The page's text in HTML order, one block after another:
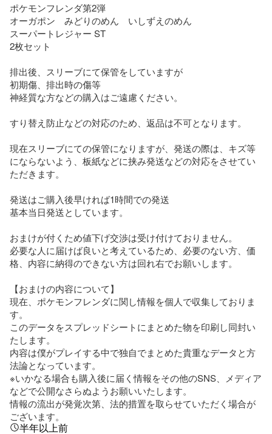
ポケモンフレンダ第2弾
オーガポン　みどりのめん　いしずえのめん
スーパートレジャー ST
2枚セット
排出後、スリーブにて保管をしていますが
初期傷、排出時の傷等
神経質な方などの購入はご遠慮ください。
すり替え防止などの対応のため、返品は不可となります。
現在スリーブにての保管になりますが、発送の際は、キズ等
にならないよう、板紙などに挟み発送などの対応をさせてい
ただきます。
発送はご購入後早ければ1時間での発送
基本当日発送としています。
おまけが付くため値下げ交渉は受け付けておりません。
必要な人に届けば良いと考えているため、必要のない方、価
格、内容に納得のできない方は回れ右でお願いします。
【おまけの内容について】
現在、ポケモンフレンダに関し情報を個人で収集しておりま
す。
このデータをスプレッドシートにまとめた物を印刷し同封い
たします。
内容は僕がプレイする中で独自でまとめた貴重なデータと方
法論となっています。
※いかなる場合も購入後に届く情報をその他のSNS、メディア
などで公開なさらぬようお願いいたします。
情報の流出が発覚次第、法的措置を取らせていただく場合が
ございます。
半年以上前